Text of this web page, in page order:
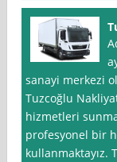
sanayi merkezi
Tuzcoğlu
hizmetleri
profesyonel bir
kullanmaktayız.